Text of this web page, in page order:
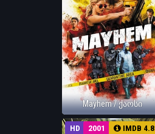
Mayhem / ქაოსი
HD 2001 IMDB 4.8